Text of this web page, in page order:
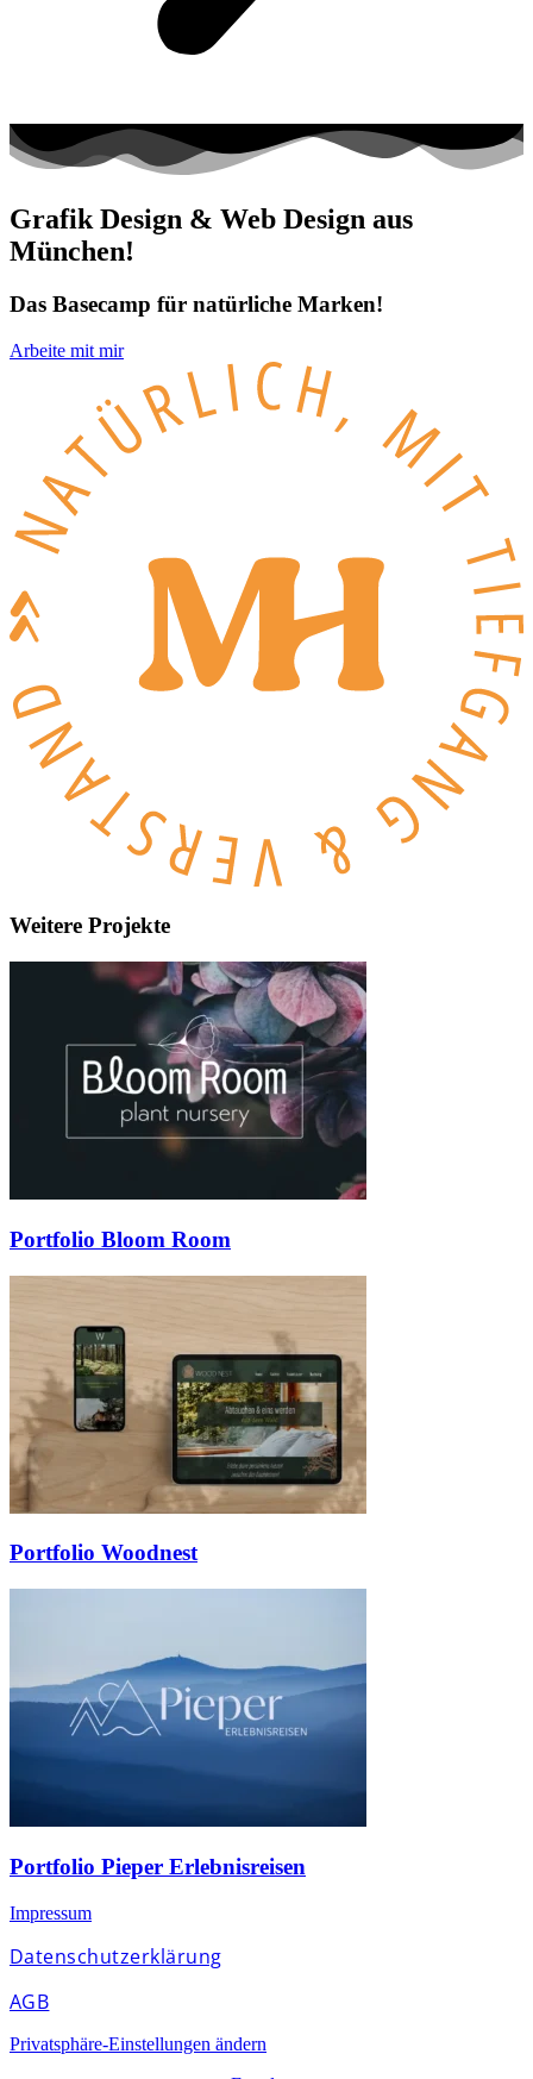
Grafik Design & Web Design aus
München!
Das Basecamp für natürliche Marken!
Arbeite mit mir
Weitere Projekte
Portfolio Bloom Room
Portfolio Woodnest
Portfolio Pieper Erlebnisreisen
Impressum
Datenschutzerklärung
AGB
Privatsphäre-Einstellungen ändern